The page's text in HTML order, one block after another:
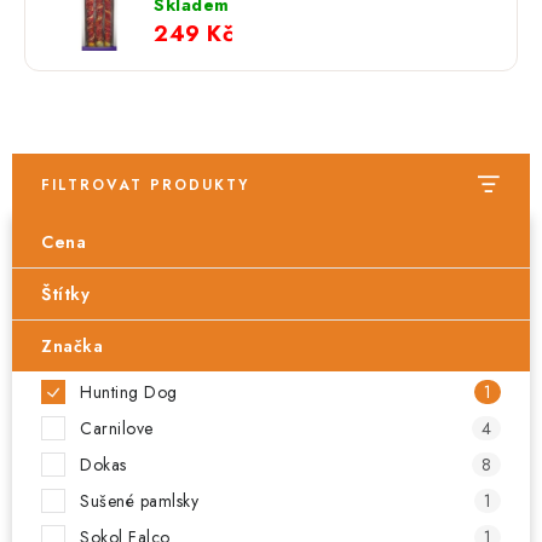
Skladem
249 Kč
FILTROVAT PRODUKTY
Cena
Štítky
Značka
Hunting Dog
1
Carnilove
4
Dokas
8
Sušené pamlsky
1
Sokol Falco
1